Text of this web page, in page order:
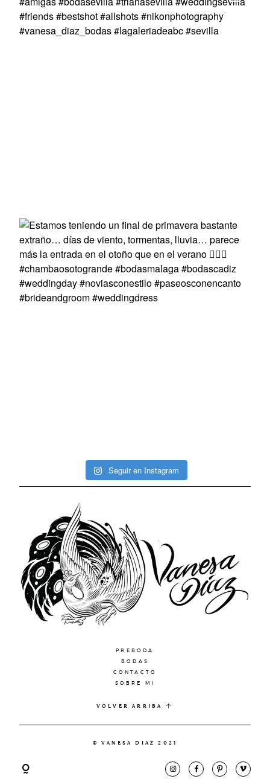
Seguir en Instagram
PREBODA
BODAS
CONTACTO
SOBRE MI
VOLVER ARRIBA
© VANESA DIAZ 2021